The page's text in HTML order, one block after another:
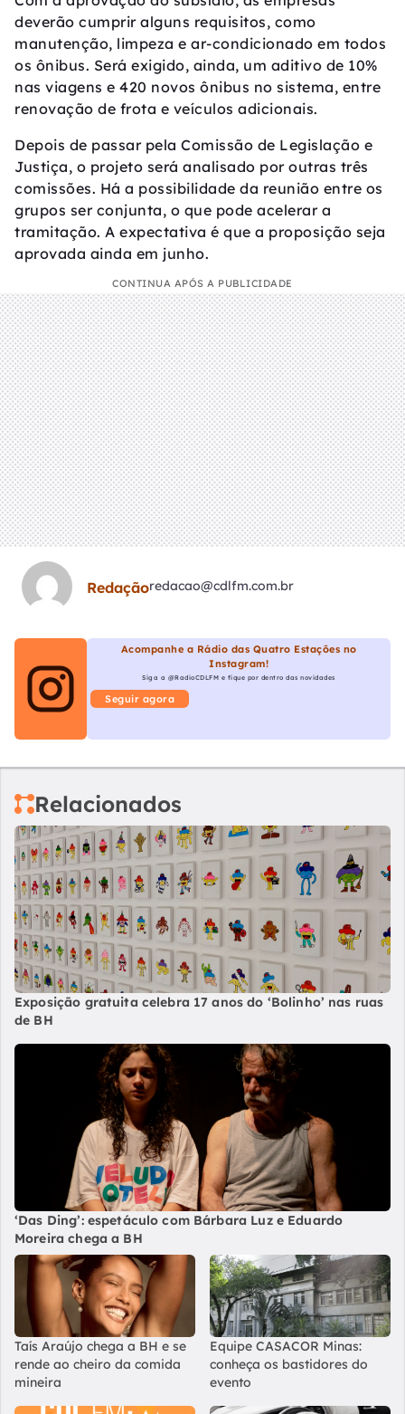
deverão cumprir alguns requisitos, como
manutenção, limpeza e ar-condicionado em todos
os ônibus. Será exigido, ainda, um aditivo de 10%
nas viagens e 420 novos ônibus no sistema, entre
renovação de frota e veículos adicionais.
Depois de passar pela Comissão de Legislação e
Justiça, o projeto será analisado por outras três
comissões. Há a possibilidade da reunião entre os
grupos ser conjunta, o que pode acelerar a
tramitação. A expectativa é que a proposição seja
aprovada ainda em junho.
CONTINUA APÓS A PUBLICIDADE
Redaçãoredacao@cdlfm.com.br
Acompanhe a Rádio das Quatro Estações no
Instagram!
Siga a @RadioCDLFM e fique por dentro das novidades
Seguir agora
Relacionados
Exposição gratuita celebra 17 anos do ‘Bolinho’ nas ruas
de BH
‘Das Ding’: espetáculo com Bárbara Luz e Eduardo
Moreira chega a BH
Taís Araújo chega a BH e se
rende ao cheiro da comida
mineira
Equipe CASACOR Minas:
conheça os bastidores do
evento